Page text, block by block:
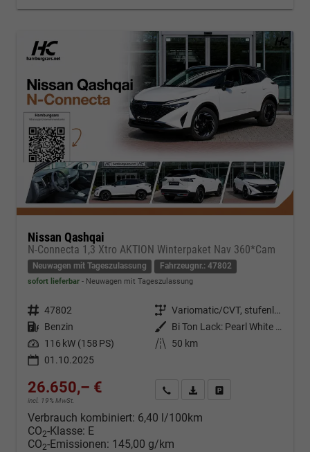
Nissan Qashqai
N-Connecta 1,3 Xtro AKTION Winterpaket Nav 360*Cam
Neuwagen mit Tageszulassung Fahrzeugnr.: 47802
sofort lieferbar Neuwagen mit Tageszulassung
Fahrzeugnr. 47802 Getriebe
Variomatic/CVT, stufenlos
Kraftstoff Benzin Außenfarbe
Bi Ton Lack: Pearl White Metallic (QAB) mit Dachfarbe Black Metallic (Z11)
Leistung 116 kW (158 PS) Kilometerstand
50 km
01.10.2025
26.650,– €
incl. 19% MwSt.
Kontakt & Angebot anfordern
PDF-Datei, Fahrzeugexposé
Verbrauch kombiniert: 6,40 l/100km
CO2-Klasse: E
CO2-Emissionen: 145,00 g/km